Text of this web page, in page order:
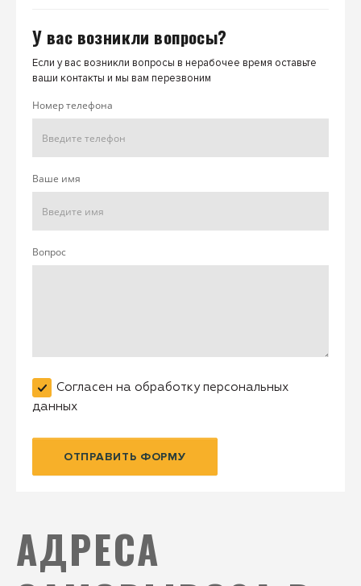
У вас возникли вопросы?
Если у вас возникли вопросы в нерабочее время оставьте
ваши контакты и мы вам перезвоним
Номер телефона
Ваше имя
Вопрос
Согласен на обработку персональных
данных
ОТПРАВИТЬ ФОРМУ
АДРЕСА